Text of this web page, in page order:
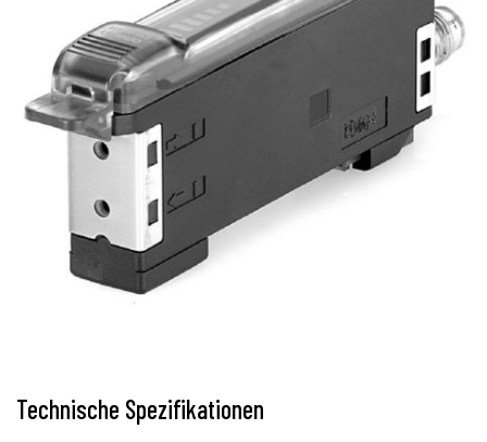
Technische Spezifikationen